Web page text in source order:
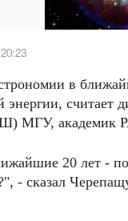
в
считает
МГУ, академик
20 лет -
- сказал